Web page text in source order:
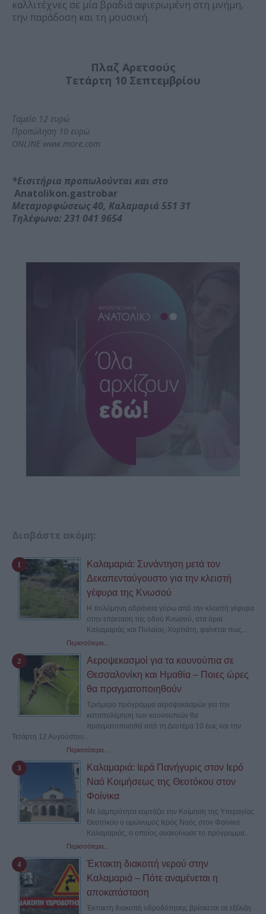
καλλιτέχνες σε μία βραδιά αφιερωμένη στη μνήμη,
την παράδοση και τη μουσική.
Πλαζ Αρετσούς
Τετάρτη 10 Σεπτεμβρίου
Ταμείο 12 ευρώ
Προπώληση 10 ευρώ
ONLINE www.more.com
*Εισιτήρια προπωλούνται και στο
Αnatolikon.gastrobar
Μεταμορφώσεως 40, Καλαμαριά 551 31
Τηλέφωνο: 231 041 9654
Διαβάστε ακόμη:
Καλαμαριά: Συνάντηση μετά τον
Δεκαπενταύγουστο για την κλειστή
γέφυρα της Κνωσού
Η πολύμηνη αδράνεια γύρω από την κλειστή γέφυρα
στην επέκταση της οδού Κνωσού, στα όρια
Καλαμαριάς και Πυλαίας-Χορτιάτη, φαίνεται πως...
Περισσότερα...
Αεροψεκασμοί για τα κουνούπια σε
Θεσσαλονίκη και Ημαθία – Ποιες ώρες
θα πραγματοποιηθούν
Τριήμερο πρόγραμμα αεροψεκασμών για την
καταπολέμηση των κουνουπιών θα
πραγματοποιηθεί από τη Δευτέρα 10 έως και την
Τετάρτη 12 Αυγούστου...
Περισσότερα...
Καλαμαριά: Ιερά Πανήγυρις στον Ιερό
Ναό Κοιμήσεως της Θεοτόκου στον
Φοίνικα
Με λαμπρότητα εορτάζει την Κοίμηση της Υπεραγίας
Θεοτόκου ο ομώνυμος Ιερός Ναός στον Φοίνικα
Καλαμαριάς, ο οποίος ανακοίνωσε το πρόγραμμα...
Περισσότερα...
Έκτακτη διακοπή νερού στην
Καλαμαριά – Πότε αναμένεται η
αποκατάσταση
Έκτακτη διακοπή υδροδότησης βρίσκεται σε εξέλιξη